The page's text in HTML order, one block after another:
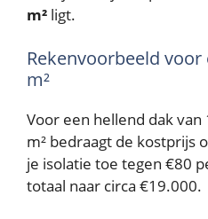
m² ligt.
Rekenvoorbeeld
m²
Voor een hellend dak van
m² bedraagt de kostprijs
je isolatie toe tegen €80
totaal naar circa €19.000.